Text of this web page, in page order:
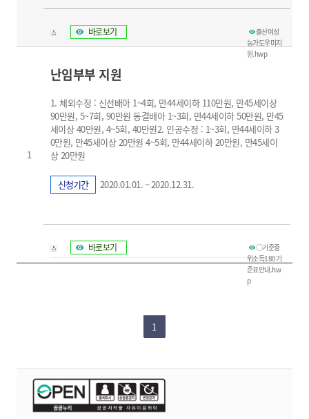
출산여성
농가도우미지
원.hwp
바로보기
1
난임부부 지원
1. 체외수정 : 신선배아 1~4회, 만44세이하 110만원, 만45세이상
90만원, 5~7회, 90만원 동결배아 1~3회, 만44세이하 50만원, 만45
세이상 40만원, 4~5회, 40만원2. 인공수정 : 1~3회, 만44세이하 3
0만원, 만45세이상 20만원 4~5회, 만44세이하 20만원, 만45세이
상 20만원
신청기간 2020.01.01. ~ 2020.12.31.
○기준중
위소득180기
준표안내.hw
p
바로보기
1